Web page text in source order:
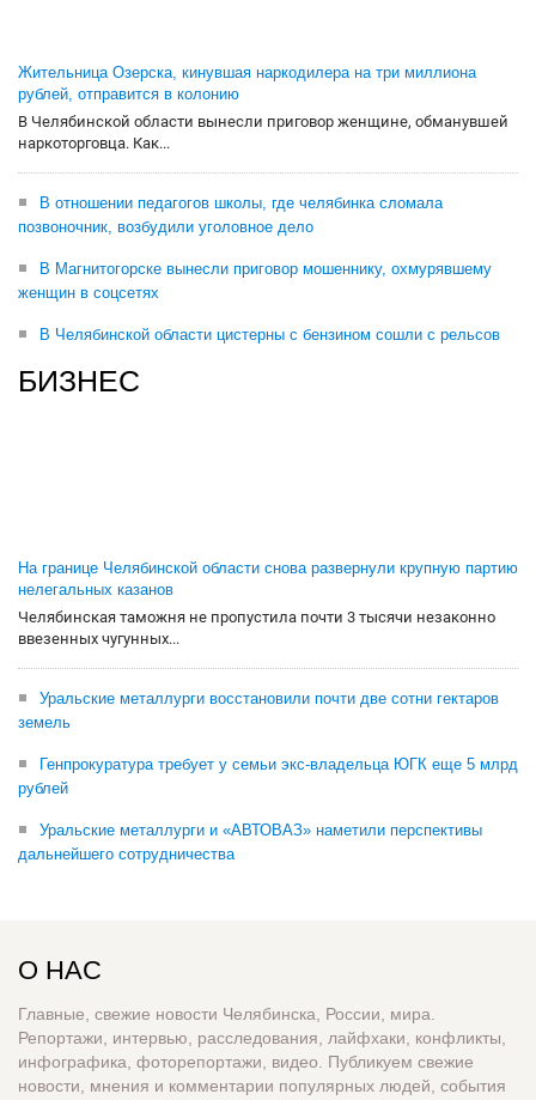
Жительница Озерска, кинувшая наркодилера на три миллиона
рублей, отправится в колонию
В Челябинской области вынесли приговор женщине, обманувшей
наркоторговца. Как...
В отношении педагогов школы, где челябинка сломала
позвоночник, возбудили уголовное дело
В Магнитогорске вынесли приговор мошеннику, охмурявшему
женщин в соцсетях
В Челябинской области цистерны с бензином сошли с рельсов
БИЗНЕС
На границе Челябинской области снова развернули крупную партию
нелегальных казанов
Челябинская таможня не пропустила почти 3 тысячи незаконно
ввезенных чугунных...
Уральские металлурги восстановили почти две сотни гектаров
земель
Генпрокуратура требует у семьи экс-владельца ЮГК еще 5 млрд
рублей
Уральские металлурги и «АВТОВАЗ» наметили перспективы
дальнейшего сотрудничества
О НАС
Главные, свежие новости Челябинска, России, мира.
Репортажи, интервью, расследования, лайфхаки, конфликты,
инфографика, фоторепортажи, видео. Публикуем свежие
новости, мнения и комментарии популярных людей, события